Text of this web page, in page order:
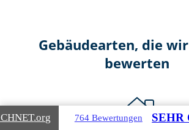
Gebäudearten, die
bewerten
.org 764 Bewertungen SEHR